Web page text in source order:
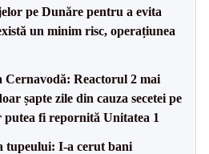
pe Dunăre pentru a evita
un minim risc, operațiunea
Cernavodă: Reactorul 2 mai
șapte zile din cauza secetei pe
fi repornită Unitatea 1
tupeului: I-a cerut bani